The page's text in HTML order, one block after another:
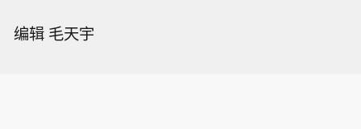
编辑 毛天宇